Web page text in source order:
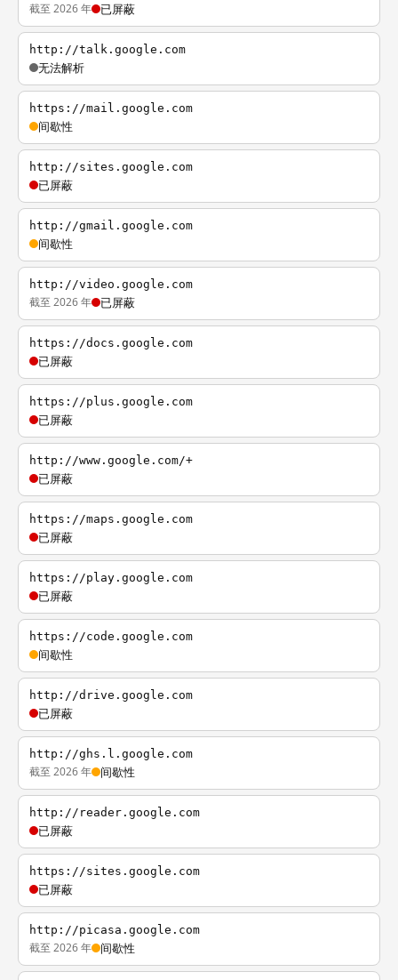
截至 2026 年 已屏蔽
http://talk.google.com
无法解析
https://mail.google.com
间歇性
http://sites.google.com
已屏蔽
http://gmail.google.com
间歇性
http://video.google.com
截至 2026 年 已屏蔽
https://docs.google.com
已屏蔽
https://plus.google.com
已屏蔽
http://www.google.com/+
已屏蔽
https://maps.google.com
已屏蔽
https://play.google.com
已屏蔽
https://code.google.com
间歇性
http://drive.google.com
已屏蔽
http://ghs.l.google.com
截至 2026 年 间歇性
http://reader.google.com
已屏蔽
https://sites.google.com
已屏蔽
http://picasa.google.com
截至 2026 年 间歇性